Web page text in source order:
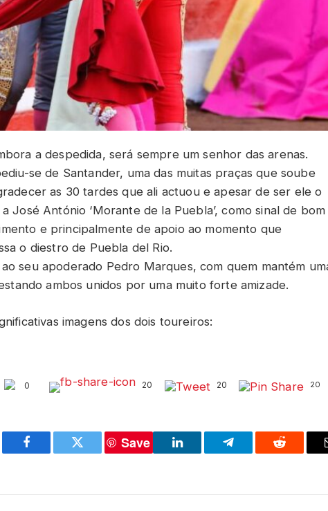
a despedida, será sempre um senhor das arenas.
se de Santander, uma das muitas praças que soube
as 30 tardes que ali actuou e apesar de ser ele o
José António ‘Morante de la Puebla’, como sinal de bom
e principalmente de apoio ao momento que
o diestro de Puebla del Rio.
seu apoderado Pedro Marques, com quem mantém
ambos unidos por uma muito forte amizade.
imagens dos dois toureiros:
0 20 20 20
Facebook Twitter
Save
LinkedIn Telegram Reddit